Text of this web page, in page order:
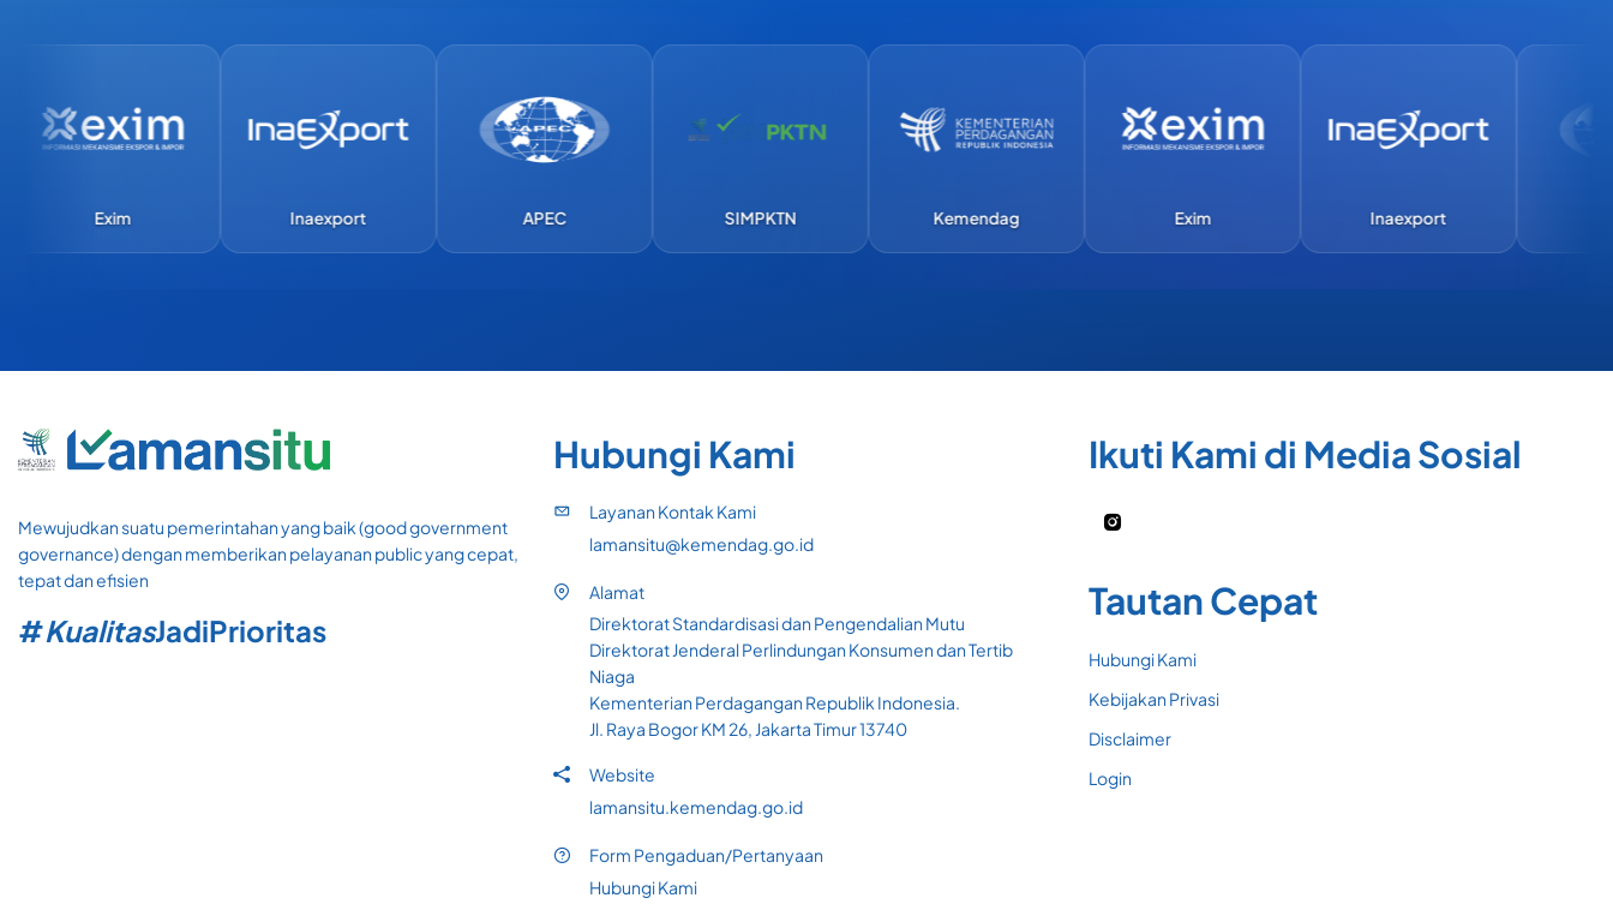
Inaexport SIMPKTN Kemendag Inaexport
Mewujudkan suatu pemerintahan yang baik (good government
governance) dengan memberikan pelayanan public yang cepat,
tepat dan efisien
#KualitasJadiPrioritas
Hubungi Kami
Layanan Kontak Kami
lamansitu@kemendag.go.id
Alamat
Direktorat Standardisasi dan Pengendalian Mutu
Direktorat Jenderal Perlindungan Konsumen dan Tertib
Niaga
Kementerian Perdagangan Republik Indonesia.
Jl. Raya Bogor KM 26, Jakarta Timur 13740
Website
lamansitu.kemendag.go.id
Form Pengaduan/Pertanyaan
Hubungi Kami
Ikuti Kami di Media Sosial
Tautan Cepat
Hubungi Kami
Kebijakan Privasi
Disclaimer
Login